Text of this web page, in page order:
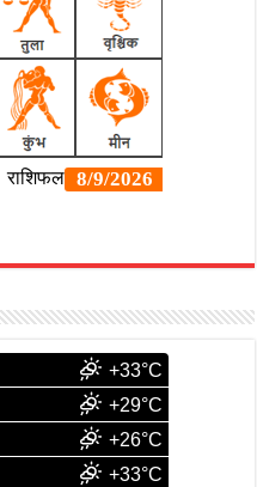
+33°C
+29°C
+26°C
+33°C